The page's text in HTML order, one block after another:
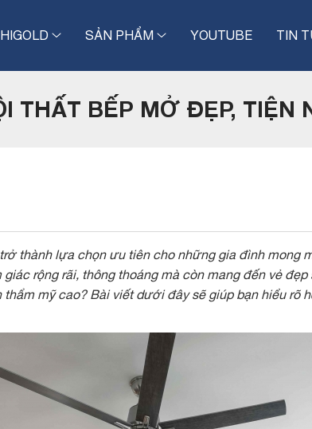
SẢN PHẨM YOUTUBE TIN
THẤT BẾP MỞ ĐẸP, TIỆN
thành lựa chọn ưu tiên cho những gia đình mong
rộng rãi, thông thoáng mà còn mang đến vẻ
mỹ cao? Bài viết dưới đây sẽ giúp bạn hiểu rõ